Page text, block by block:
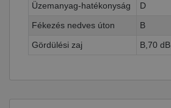
Üzemanyag-hatékonyság
D
Fékezés nedves úton
B
Gördülési zaj
B,70 dB